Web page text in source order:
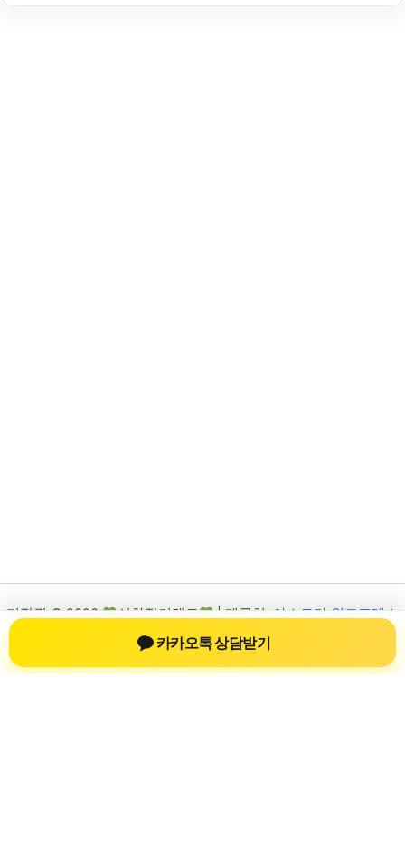
저작권 © 2026 신차장기렌트 | 제공처:
아스트라 워드프레스
테마
카카오톡 상담받기